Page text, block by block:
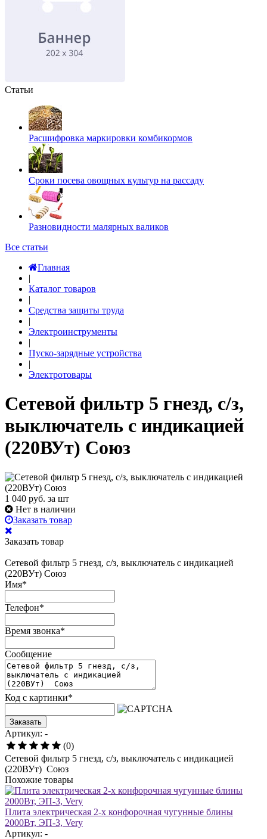
Статьи
Расшифровка маркировки комбикормов
Сроки посева овощных культур на рассаду
Разновидности малярных валиков
Все статьи
Главная
|
Каталог товаров
|
Средства защиты труда
|
Электроинструменты
|
Пуско-зарядные устройства
|
Электротовары
Сетевой фильтр 5 гнезд, с/з,
выключатель с индикацией
(220ВУт) Союз
1 040 руб. за шт
Нет в наличии
Заказать товар
Заказать товар
Сетевой фильтр 5 гнезд, с/з, выключатель с индикацией
(220ВУт) Союз
Имя*
Телефон*
Время звонка*
Сообщение
Код с картинки*
Заказать
Артикул: -
(0)
Сетевой фильтр 5 гнезд, с/з, выключатель с индикацией
(220ВУт) Союз
Похожие товары
Плита электрическая 2-х конфорочная чугунные блины
2000Вт, ЭП-3, Very
Артикул: -